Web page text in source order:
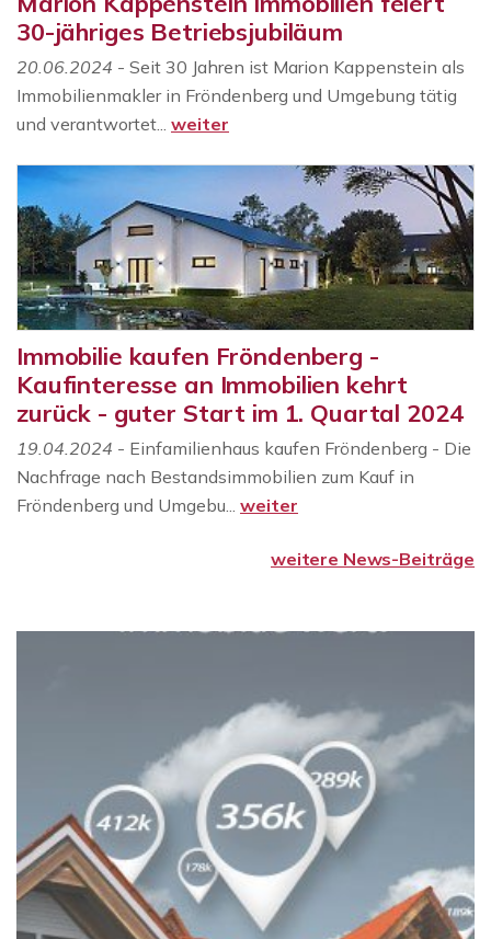
30-jähriges Betriebsjubiläum
20.06.2024 - Seit 30 Jahren ist Marion Kappenstein als
Immobilienmakler in Fröndenberg und Umgebung tätig
und verantwortet... weiter
Immobilie kaufen Fröndenberg -
Kaufinteresse an Immobilien kehrt
zurück - guter Start im 1. Quartal 2024
19.04.2024 - Einfamilienhaus kaufen Fröndenberg - Die
Nachfrage nach Bestandsimmobilien zum Kauf in
Fröndenberg und Umgebu... weiter
weitere News-Beiträge